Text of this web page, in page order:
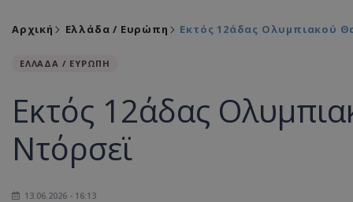
Αρχική Ελλάδα / Ευρώπη Εκτός 12άδας Ολυμπιακού
ΕΛΛΑΔΑ / ΕΥΡΩΠΗ
Εκτός 12άδας
Ντόρσεϊ
13.06.2026 - 16:13